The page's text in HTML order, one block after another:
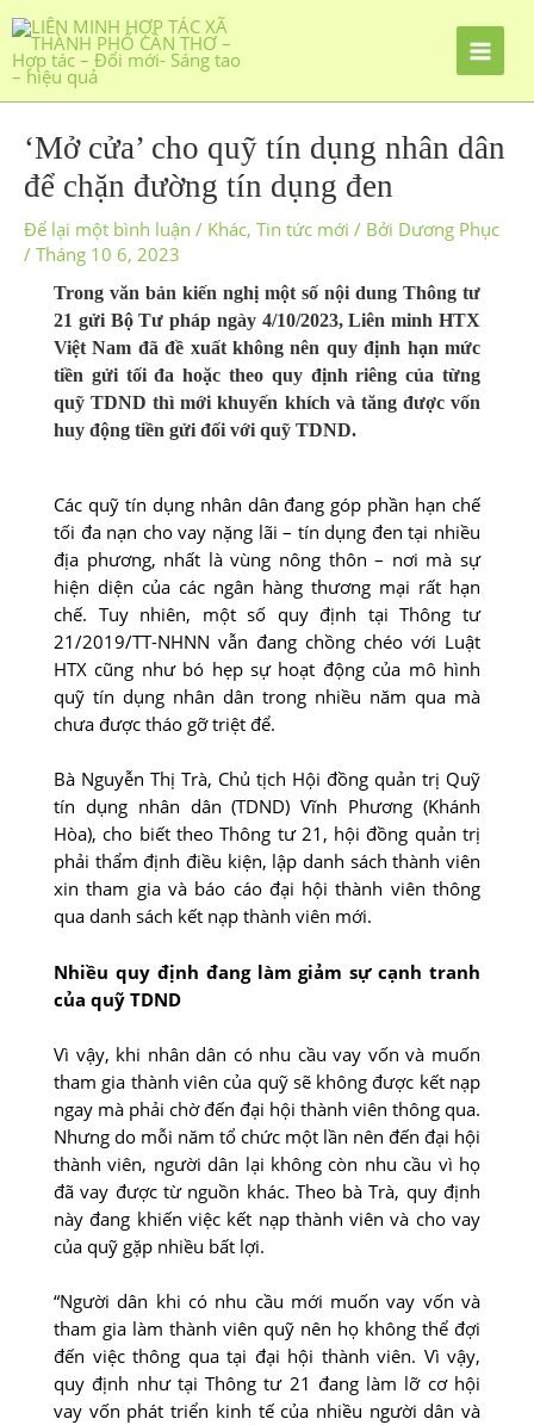
Nhảy
tới
nội
‘Mở cửa’ cho quỹ tín dụng nhân dân
để chặn đường tín dụng đen
Để lại một bình luận / Khác, Tin tức mới / Bởi Dương Phục
/ Tháng 10 6, 2023
Trong văn bản kiến nghị một số nội dung Thông tư
21 gửi Bộ Tư pháp ngày 4/10/2023, Liên minh HTX
Việt Nam đã đề xuất không nên quy định hạn mức
tiền gửi tối đa hoặc theo quy định riêng của từng
quỹ TDND thì mới khuyến khích và tăng được vốn
huy động tiền gửi đối với quỹ TDND.
Các quỹ tín dụng nhân dân đang góp phần hạn chế
tối đa nạn cho vay nặng lãi – tín dụng đen tại nhiều
địa phương, nhất là vùng nông thôn – nơi mà sự
hiện diện của các ngân hàng thương mại rất hạn
chế. Tuy nhiên, một số quy định tại Thông tư
21/2019/TT-NHNN vẫn đang chồng chéo với Luật
HTX cũng như bó hẹp sự hoạt động của mô hình
quỹ tín dụng nhân dân trong nhiều năm qua mà
chưa được tháo gỡ triệt để.
Bà Nguyễn Thị Trà, Chủ tịch Hội đồng quản trị Quỹ
tín dụng nhân dân (TDND) Vĩnh Phương (Khánh
Hòa), cho biết theo Thông tư 21, hội đồng quản trị
phải thẩm định điều kiện, lập danh sách thành viên
xin tham gia và báo cáo đại hội thành viên thông
qua danh sách kết nạp thành viên mới.
Nhiều quy định đang làm giảm sự cạnh tranh
của quỹ TDND
Vì vậy, khi nhân dân có nhu cầu vay vốn và muốn
tham gia thành viên của quỹ sẽ không được kết nạp
ngay mà phải chờ đến đại hội thành viên thông qua.
Nhưng do mỗi năm tổ chức một lần nên đến đại hội
thành viên, người dân lại không còn nhu cầu vì họ
đã vay được từ nguồn khác. Theo bà Trà, quy định
này đang khiến việc kết nạp thành viên và cho vay
của quỹ gặp nhiều bất lợi.
“Người dân khi có nhu cầu mới muốn vay vốn và
tham gia làm thành viên quỹ nên họ không thể đợi
đến việc thông qua tại đại hội thành viên. Vì vậy,
quy định như tại Thông tư 21 đang làm lỡ cơ hội
vay vốn phát triển kinh tế của nhiều người dân và